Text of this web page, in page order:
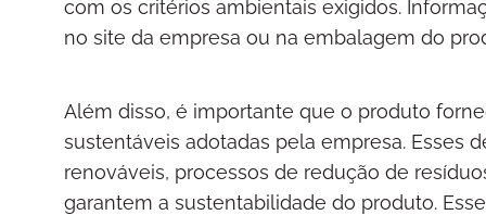
com os critérios ambientais exigidos.
no site da empresa ou na embalagem do
Além disso, é importante que o produto
sustentáveis adotadas pela empresa. Esses
renováveis, processos de redução de
garantem a sustentabilidade do produto.